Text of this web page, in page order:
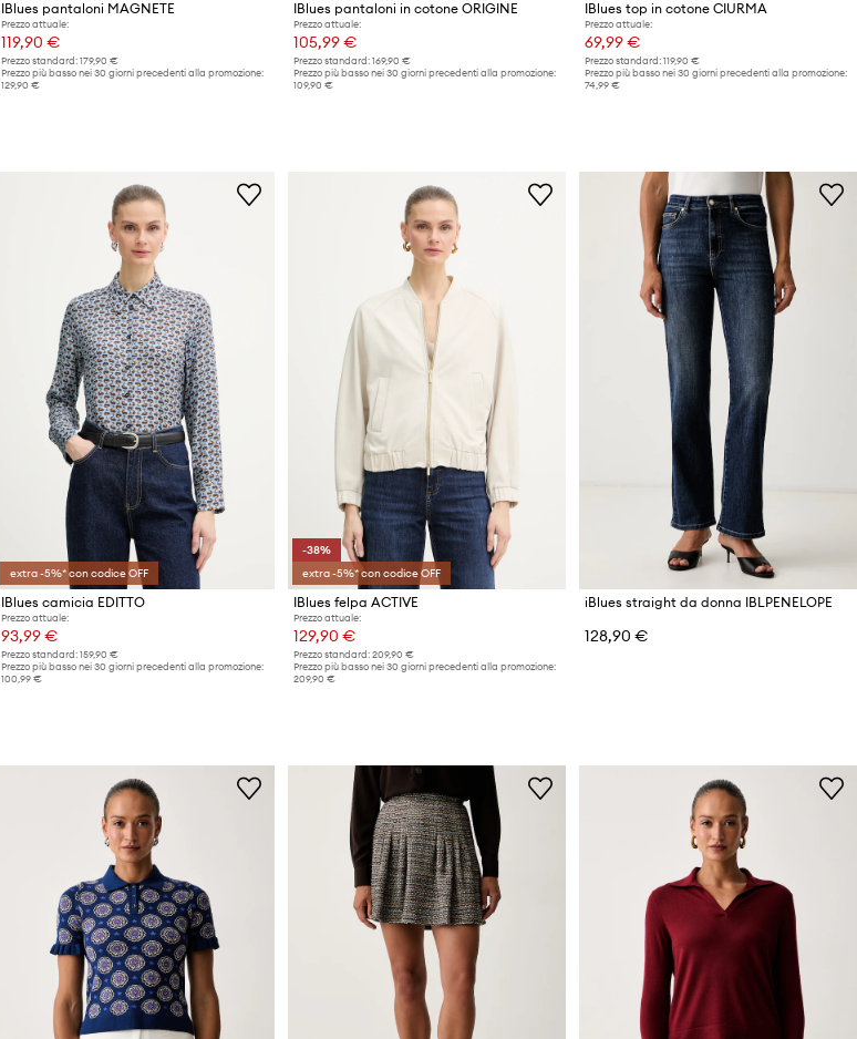
IBlues pantaloni MAGNETE
Prezzo attuale:
119,90 €
Prezzo standard: 179,90 €
Prezzo più basso nei 30 giorni precedenti alla promozione:
129,90 €
IBlues pantaloni in cotone ORIGINE
Prezzo attuale:
105,99 €
Prezzo standard: 169,90 €
Prezzo più basso nei 30 giorni precedenti alla promozione:
109,90 €
IBlues top in cotone CIURMA
Prezzo attuale:
69,99 €
Prezzo standard: 119,90 €
Prezzo più basso nei 30 giorni precedenti alla promozione:
74,99 €
extra -5%* con codice OFF
IBlues camicia EDITTO
Prezzo attuale:
93,99 €
Prezzo standard: 159,90 €
Prezzo più basso nei 30 giorni precedenti alla promozione:
100,99 €
-38%
extra -5%* con codice OFF
IBlues felpa ACTIVE
Prezzo attuale:
129,90 €
Prezzo standard: 209,90 €
Prezzo più basso nei 30 giorni precedenti alla promozione:
209,90 €
iBlues straight da donna IBLPENELOPE
128,90 €